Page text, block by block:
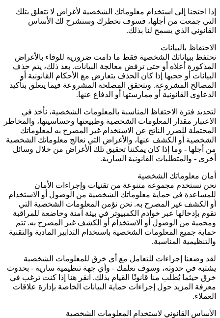
إذا احتجنا إلى استخدام معلوماتك الشخصية لأغراض لا تتعلق بتلك
التي جمعت من أجلها، فسوف نخطرك وسنشرح لك الأساس
القانوني الذي يسمح لنا بذلك.
الاحتفاظ بالبيانات
نحتفظ ببياناتك الشخصية فقط ما دامت ضرورية للوفاء بالأغراض
المذكورة أعلاه أو حتى ترفض معالجة البيانات. بعد ذلك، يتم حذف
البيانات أو حجبها إذا كان الحذف يتعارض مع الأحكام القانونية أو
المصالح المشروعة. وتتحقق المصلحة المشروعة فيما يتعلق بتأكيد
الدعاوى القانونية أو ممارستها أو الدفاع عنها.
لتحديد فترة الاحتفاظ المناسبة بالمعلومات الشخصية، نأخذ في
الاعتبار مقدار المعلومات الشخصية وطبيعتها وحساسيتها، والمخاطر
المحتملة للضرر الناتج عن الاستخدام غير المصرح به لمعلوماتك
الشخصية أو الكشف عنها، والأغراض التي نعالج معلوماتك الشخصية
من أجلها - وما إذا كان يمكننا تحقيق تلك الأغراض من خلال وسائل
أخرى - والمتطلبات القانونية السارية.
أمان معلوماتك الشخصية
نحن نستخدم مجموعة متنوعة من تقنيات وإجراءات الأمان
للمساعدة في حماية معلوماتك الشخصية من الوصول أو الاستخدام
أو الكشف غير المصرح به. نحن نؤمن المعلومات الشخصية التي
تقوم بإدخالها عبر خوادم الكمبيوتر في بيئة آمنة وخاضعة للمراقبة
ومحمية من الوصول أو الاستخدام أو الكشف غير المصرح به. تتم
حماية جميع المعلومات الشخصية باستخدام التدابير المادية والتقنية
والتنظيمية المناسبة.
لقد وضعنا إجراءات للتعامل مع أي خرق للمعلومات الشخصية
يشتبه في حدوثه، وسوف نعلمك - وأي جهة تنظيمية سارية - بحدوث
خرق حيثما يُطلب منا قانونًا القيام بذلك. انقر هنا إذا كنت ترغب في
معرفة المزيد حول إجراءات حماية البيانات الخاصة بإدارة علاقات
العملاء.
الأساس القانوني لاستخدام المعلومات الشخصية